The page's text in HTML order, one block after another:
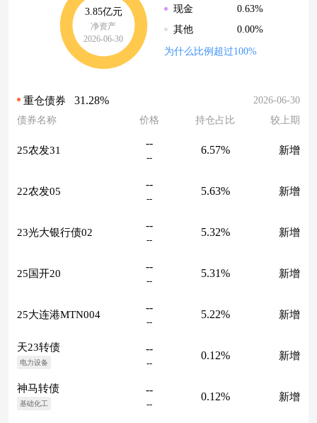
3.85亿元
净资产
2026-06-30
现金
0.63%
其他
0.00%
为什么比例超过100%
重仓债券 31.28%
2026-06-30
债券名称
价格 持仓占比 较上期
25农发31
--
--
6.57% 新增
22农发05
--
--
5.63% 新增
23光大银行债02
--
--
5.32% 新增
25国开20
--
--
5.31% 新增
25大连港MTN004
--
--
5.22% 新增
天23转债
电力设备
--
--
0.12% 新增
神马转债
基础化工
--
--
0.12% 新增